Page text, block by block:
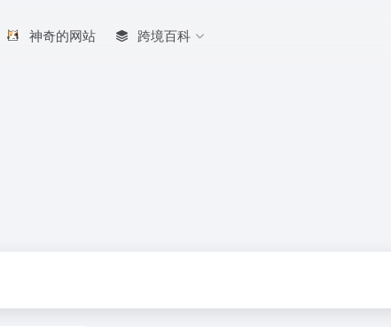
神奇的网站 跨境百科